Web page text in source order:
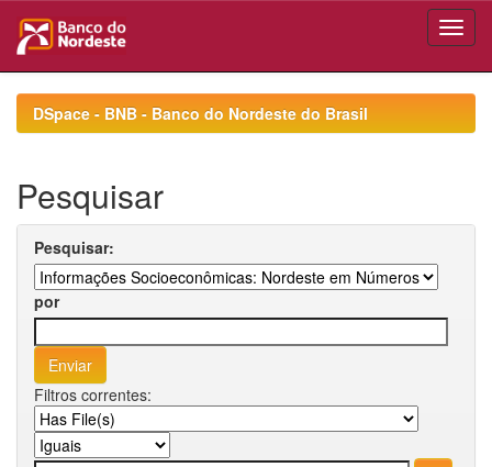
navigationDSpace - BNB - Banco do Nordeste do Brasil
Pesquisar
Pesquisar:
por
Filtros correntes: